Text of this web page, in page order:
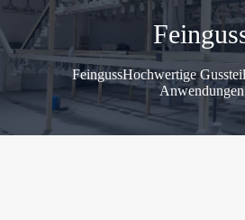
FeingussHochwertige
Anwendungen